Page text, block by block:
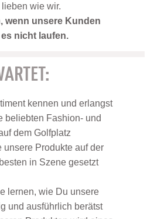
wie wir.
wenn unsere Kunden
nicht laufen.
kennen und erlangst
beliebten Fashion- und
dem Golfplatz
unsere Produkte auf der
in Szene gesetzt
lernen, wie Du unsere
und ausführlich berätst